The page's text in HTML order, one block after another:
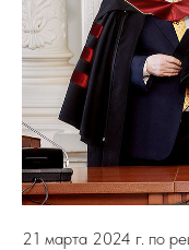
21 марта 2024 г. по